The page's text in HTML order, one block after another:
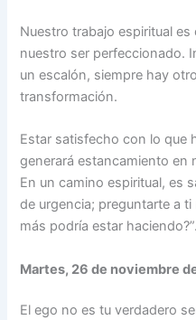
Nuestro trabajo espiritual
nuestro ser perfeccionado.
un escalón, siempre hay
transformación.
Estar satisfecho con lo que
generará estancamiento en
En un camino espiritual, es
de urgencia; preguntarte a
más podría estar haciendo?”.
Martes, 26 de noviembre
El ego no es tu verdadero